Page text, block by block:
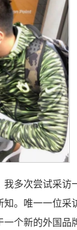
多次尝试采访
。唯一一位采
个新的外国品